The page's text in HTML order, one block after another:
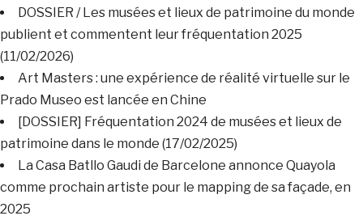
DOSSIER / Les musées et lieux de patrimoine du monde
publient et commentent leur fréquentation 2025
(11/02/2026)
Art Masters : une expérience de réalité virtuelle sur le
Prado Museo est lancée en Chine
[DOSSIER] Fréquentation 2024 de musées et lieux de
patrimoine dans le monde (17/02/2025)
La Casa Batllo Gaudi de Barcelone annonce Quayola
comme prochain artiste pour le mapping de sa façade, en
2025